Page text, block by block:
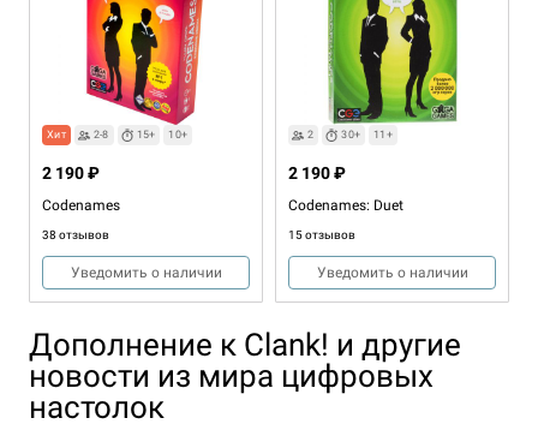
Хит 2-8 15+ 10+
Codenames
38 отзывов
2 190 ₽
Уведомить о наличии
2 30+ 11+
Codenames: Duet
15 отзывов
2 190 ₽
Уведомить о наличии
Дополнение к Clank! и другие
новости из мира цифровых
настолок